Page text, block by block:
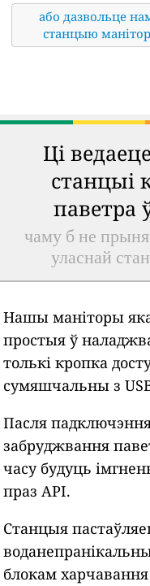
або дазвольце
станцыю
Ці
станцыі
паветра
чаму б не
уласнай
Нашы маніторы
простыя ў
толькі кропка
сумяшчальны з
Пасля
забруджвання
часу будуць
праз API.
Станцыя
блокам